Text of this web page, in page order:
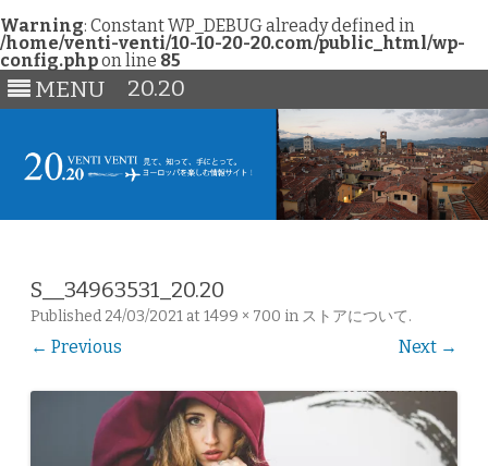
Warning: Constant WP_DEBUG already defined in
/home/venti-venti/10-10-20-20.com/public_html/wp-
config.phpon line 85
MENU 20.20
S__34963531_20.20
Published 24/03/2021 at 1499 × 700 in ストアについて.
← Previous Next →